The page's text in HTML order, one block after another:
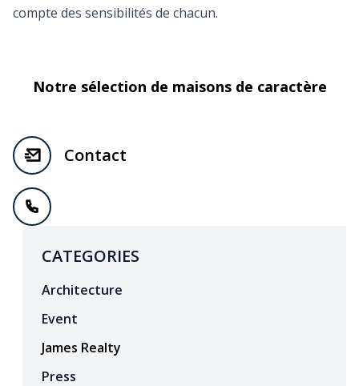
compte des sensibilités de chacun.
Notre sélection de maisons de caractère
Contact
CATEGORIES
Architecture
Event
James Realty
Press